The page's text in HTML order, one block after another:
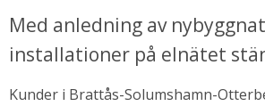
Med anledning av
installationer på elnätet
Kunder i Brattås-Solumshamn-